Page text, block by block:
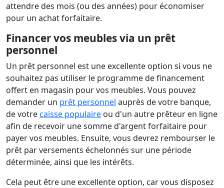
attendre des mois (ou des années) pour économiser
pour un achat forfaitaire.
Financer vos meubles via un prêt
personnel
Un prêt personnel est une excellente option si vous ne
souhaitez pas utiliser le programme de financement
offert en magasin pour vos meubles. Vous pouvez
demander un prêt personnel auprès de votre banque,
de votrecaisse populaire ou d'un autre prêteur en ligne
afin de recevoir une somme d'argent forfaitaire pour
payer vos meubles. Ensuite, vous devrez rembourser le
prêt par versements échelonnés sur une période
déterminée, ainsi que les intérêts.
Cela peut être une excellente option, car vous disposez